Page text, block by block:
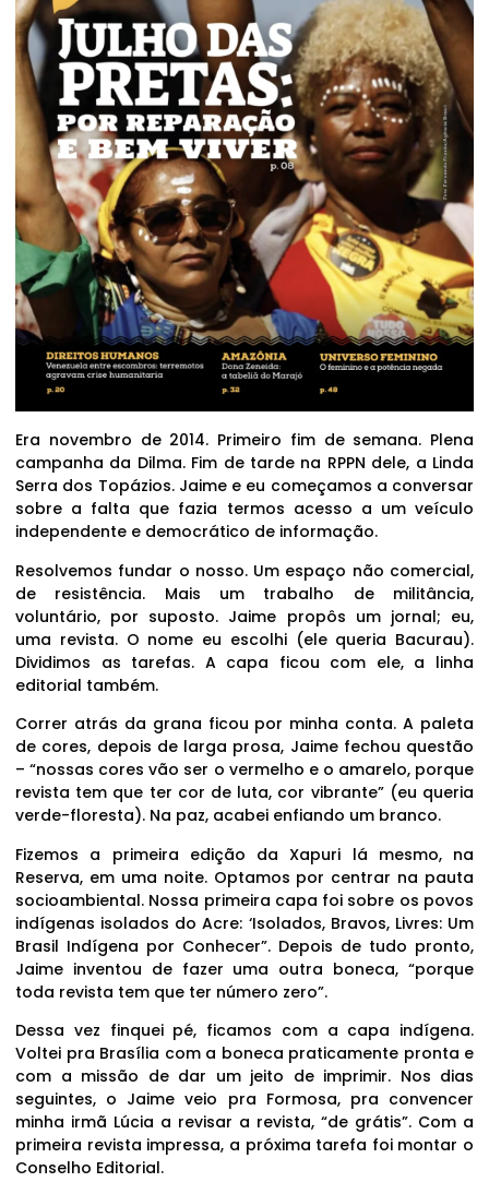
Era novembro de 2014. Primeiro fim de semana. Plena
campanha da Dilma. Fim de tarde na RPPN dele, a Linda
Serra dos Topázios. Jaime e eu começamos a conversar
sobre a falta que fazia termos acesso a um veículo
independente e democrático de informação.
Resolvemos fundar o nosso. Um espaço não comercial,
de resistência. Mais um trabalho de militância,
voluntário, por suposto. Jaime propôs um jornal; eu,
uma revista. O nome eu escolhi (ele queria Bacurau).
Dividimos as tarefas. A capa ficou com ele, a linha
editorial também.
Correr atrás da grana ficou por minha conta. A paleta
de cores, depois de larga prosa, Jaime fechou questão
– “nossas cores vão ser o vermelho e o amarelo, porque
revista tem que ter cor de luta, cor vibrante” (eu queria
verde-floresta). Na paz, acabei enfiando um branco.
Fizemos a primeira edição da Xapuri lá mesmo, na
Reserva, em uma noite. Optamos por centrar na pauta
socioambiental. Nossa primeira capa foi sobre os povos
indígenas isolados do Acre: ‘Isolados, Bravos, Livres: Um
Brasil Indígena por Conhecer”. Depois de tudo pronto,
Jaime inventou de fazer uma outra boneca, “porque
toda revista tem que ter número zero”.
Dessa vez finquei pé, ficamos com a capa indígena.
Voltei pra Brasília com a boneca praticamente pronta e
com a missão de dar um jeito de imprimir. Nos dias
seguintes, o Jaime veio pra Formosa, pra convencer
minha irmã Lúcia a revisar a revista, “de grátis”. Com a
primeira revista impressa, a próxima tarefa foi montar o
Conselho Editorial.